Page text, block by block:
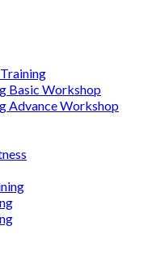
Basic Workshop
Advance Workshop